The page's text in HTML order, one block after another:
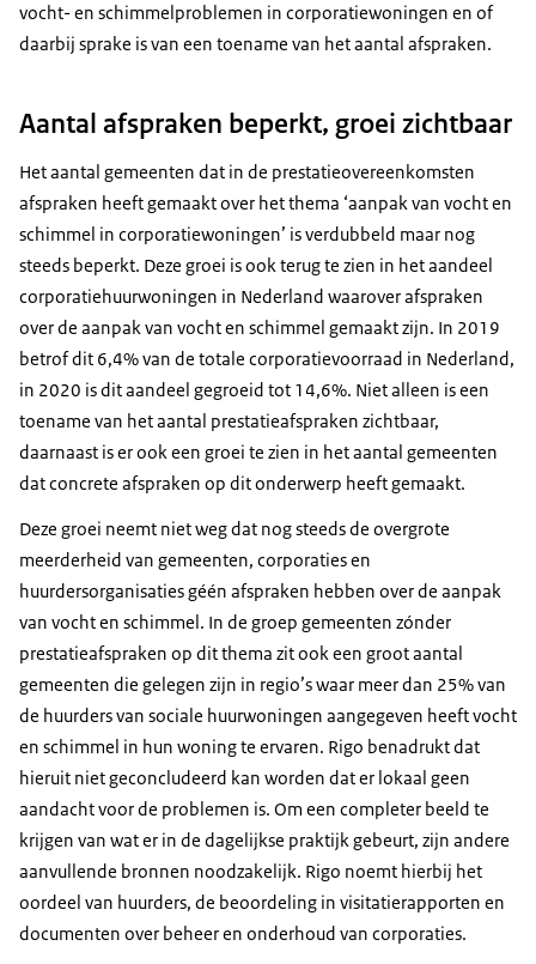
vocht- en schimmelproblemen in corporatiewoningen en of
daarbij sprake is van een toename van het aantal afspraken.
Aantal afspraken beperkt, groei zichtbaar
Het aantal gemeenten dat in de prestatieovereenkomsten
afspraken heeft gemaakt over het thema ‘aanpak van vocht en
schimmel in corporatiewoningen’ is verdubbeld maar nog
steeds beperkt. Deze groei is ook terug te zien in het aandeel
corporatiehuurwoningen in Nederland waarover afspraken
over de aanpak van vocht en schimmel gemaakt zijn. In 2019
betrof dit 6,4% van de totale corporatievoorraad in Nederland,
in 2020 is dit aandeel gegroeid tot 14,6%. Niet alleen is een
toename van het aantal prestatieafspraken zichtbaar,
daarnaast is er ook een groei te zien in het aantal gemeenten
dat concrete afspraken op dit onderwerp heeft gemaakt.
Deze groei neemt niet weg dat nog steeds de overgrote
meerderheid van gemeenten, corporaties en
huurdersorganisaties géén afspraken hebben over de aanpak
van vocht en schimmel. In de groep gemeenten zónder
prestatieafspraken op dit thema zit ook een groot aantal
gemeenten die gelegen zijn in regio’s waar meer dan 25% van
de huurders van sociale huurwoningen aangegeven heeft vocht
en schimmel in hun woning te ervaren. Rigo benadrukt dat
hieruit niet geconcludeerd kan worden dat er lokaal geen
aandacht voor de problemen is. Om een completer beeld te
krijgen van wat er in de dagelijkse praktijk gebeurt, zijn andere
aanvullende bronnen noodzakelijk. Rigo noemt hierbij het
oordeel van huurders, de beoordeling in visitatierapporten en
documenten over beheer en onderhoud van corporaties.